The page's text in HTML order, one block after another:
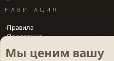
НАВИГАЦИЯ
Правила
Поддержка
Локализация игр
Мы ценим вашу